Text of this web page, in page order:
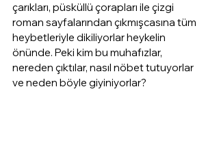
çarıkları, püsküllü çorapları ile çizgi
roman sayfalarından çıkmışcasına tüm
heybetleriyle dikiliyorlar heykelin
önünde. Peki kim bu muhafızlar,
nereden çıktılar, nasıl nöbet tutuyorlar
ve neden böyle giyiniyorlar?